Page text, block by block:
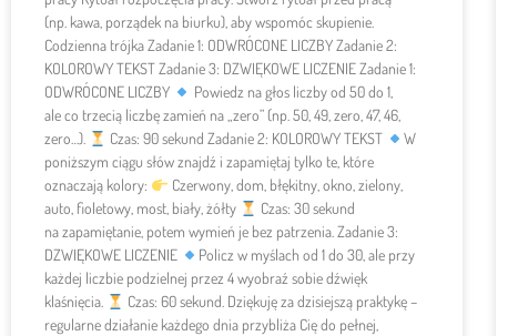
(np. kawa, porządek na biurku), aby wspomóc skupienie.
Codzienna trójka Zadanie 1: ODWRÓCONE LICZBY Zadanie 2:
KOLOROWY TEKST Zadanie 3: DZWIĘKOWE LICZENIE Zadanie 1:
ODWRÓCONE LICZBY
Powiedz na głos liczby od 50 do 1,
ale co trzecią liczbę zamień na „zero” (np. 50, 49, zero, 47, 46,
zero…).
Czas: 90 sekund Zadanie 2: KOLOROWY TEKST
W
poniższym ciągu słów znajdź i zapamiętaj tylko te, które
oznaczają kolory:
Czerwony, dom, błękitny, okno, zielony,
auto, fioletowy, most, biały, żółty
Czas: 30 sekund
na zapamiętanie, potem wymień je bez patrzenia. Zadanie 3:
DZWIĘKOWE LICZENIE
Policz w myślach od 1 do 30, ale przy
każdej liczbie podzielnej przez 4 wyobraź sobie dźwięk
klaśnięcia.
Czas: 60 sekund. Dziękuję za dzisiejszą praktykę –
regularne działanie każdego dnia przybliża Cię do pełnej,